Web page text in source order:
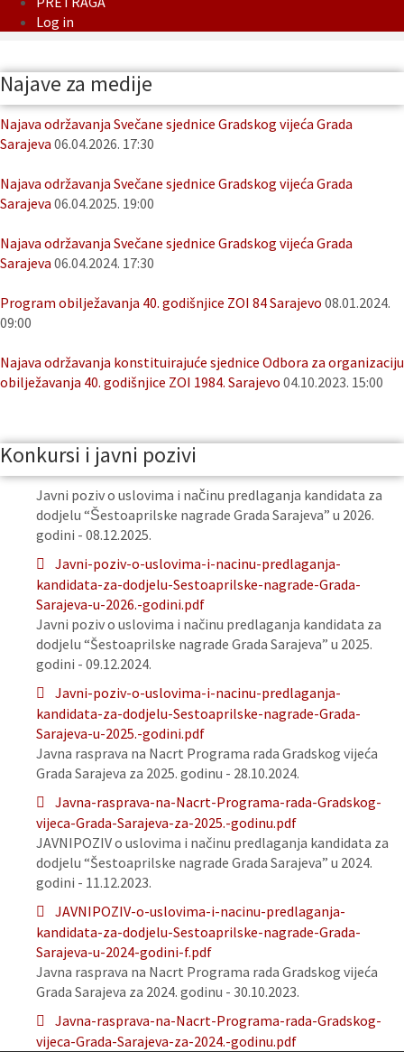
Log in
Najave za medije
Najava održavanja Svečane sjednice Gradskog vijeća Grada
Sarajeva 06.04.2026. 17:30
Najava održavanja Svečane sjednice Gradskog vijeća Grada
Sarajeva 06.04.2025. 19:00
Najava održavanja Svečane sjednice Gradskog vijeća Grada
Sarajeva 06.04.2024. 17:30
Program obilježavanja 40. godišnjice ZOI 84 Sarajevo 08.01.2024.
09:00
Najava održavanja konstituirajuće sjednice Odbora za organizaciju
obilježavanja 40. godišnjice ZOI 1984. Sarajevo 04.10.2023. 15:00
Konkursi i javni pozivi
Javni poziv o uslovima i načinu predlaganja kandidata za
dodjelu “Šestoaprilske nagrade Grada Sarajeva” u 2026.
godini - 08.12.2025.
Javni-poziv-o-uslovima-i-nacinu-predlaganja-
kandidata-za-dodjelu-Sestoaprilske-nagrade-Grada-
Sarajeva-u-2026.-godini.pdf
Javni poziv o uslovima i načinu predlaganja kandidata za
dodjelu “Šestoaprilske nagrade Grada Sarajeva” u 2025.
godini - 09.12.2024.
Javni-poziv-o-uslovima-i-nacinu-predlaganja-
kandidata-za-dodjelu-Sestoaprilske-nagrade-Grada-
Sarajeva-u-2025.-godini.pdf
Javna rasprava na Nacrt Programa rada Gradskog vijeća
Grada Sarajeva za 2025. godinu - 28.10.2024.
Javna-rasprava-na-Nacrt-Programa-rada-Gradskog-
vijeca-Grada-Sarajeva-za-2025.-godinu.pdf
JAVNIPOZIV o uslovima i načinu predlaganja kandidata za
dodjelu “Šestoaprilske nagrade Grada Sarajeva” u 2024.
godini - 11.12.2023.
JAVNIPOZIV-o-uslovima-i-nacinu-predlaganja-
kandidata-za-dodjelu-Sestoaprilske-nagrade-Grada-
Sarajeva-u-2024-godini-f.pdf
Javna rasprava na Nacrt Programa rada Gradskog vijeća
Grada Sarajeva za 2024. godinu - 30.10.2023.
Javna-rasprava-na-Nacrt-Programa-rada-Gradskog-
vijeca-Grada-Sarajeva-za-2024.-godinu.pdf